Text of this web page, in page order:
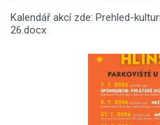
Kalendář akcí zde: Prehled-
26.docx